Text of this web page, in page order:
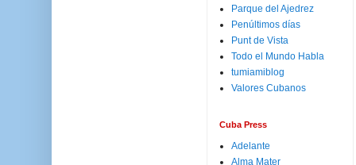
Parque del Ajedrez
Penúltimos días
Punt de Vista
Todo el Mundo Habla
tumiamiblog
Valores Cubanos
Cuba Press
Adelante
Alma Mater